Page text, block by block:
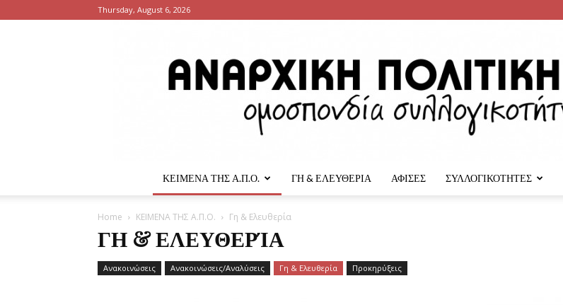
Thursday, August 6, 2026
ΚΕΙΜΕΝΑ ΤΗΣ Α.Π.Ο. ΓΗ & ΕΛΕΥΘΕΡΙΑ ΑΦΙΣΕΣ ΣΥΛΛΟΓΙΚΟΤΗΤΕΣ
Home ΚΕΙΜΕΝΑ ΤΗΣ Α.Π.Ο. Γη & Ελευθερία
ΓΗ & ΕΛΕΥΘΕΡΊΑ
Ανακοινώσεις Ανακοινώσεις/Αναλύσεις Γη & Ελευθερία Προκηρύξεις